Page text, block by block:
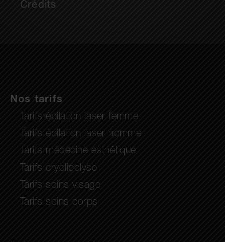
Crédits
Nos tarifs
Tarifs épilation laser femme
Tarifs épilation laser homme
Tarifs médecine esthétique
Tarifs cryolipolyse
Tarifs soins visage
Tarifs soins corps